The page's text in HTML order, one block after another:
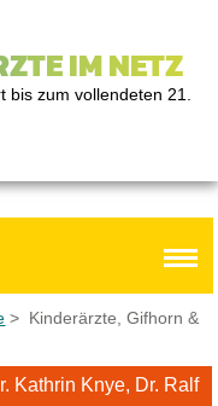
IM NETZ
zum vollendeten 21.
> Kinderärzte, Gifhorn &
Kathrin Knye, Dr. Ralf